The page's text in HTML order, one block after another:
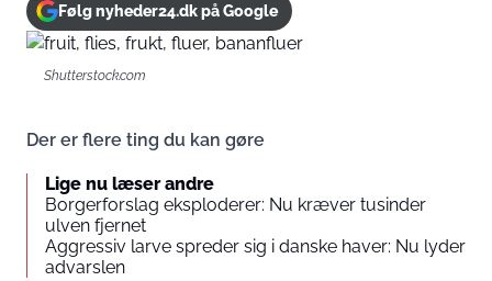
Følg nyheder24.dk på Google
Shutterstock.com
Der er flere ting du kan gøre
Lige nu læser andre
Borgerforslag eksploderer: Nu kræver tusinder
ulven fjernet
Aggressiv larve spreder sig i danske haver: Nu lyder
advarslen